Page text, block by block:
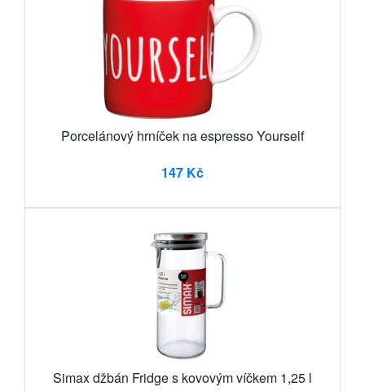
Porcelánový hrníček na espresso Yourself
147 Kč
Simax džbán Fridge s kovovým víčkem 1,25 l